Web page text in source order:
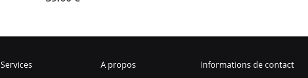
Services A propos Informations de contact